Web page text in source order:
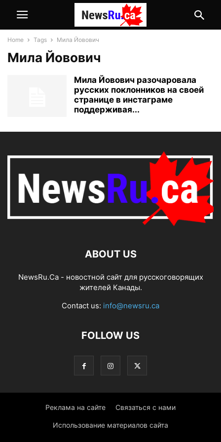
Home Tags Мила Йовович
Мила Йовович
Мила Йовович разочаровала
русских поклонников на своей
странице в инстаграме
поддерживая...
ABOUT US
NewsRu.Ca - новостной сайт для русскоговорящих
жителей Канады.
Contact us: info@newsru.ca
FOLLOW US
Реклама на сайте Связаться с нами
Использование материалов сайта